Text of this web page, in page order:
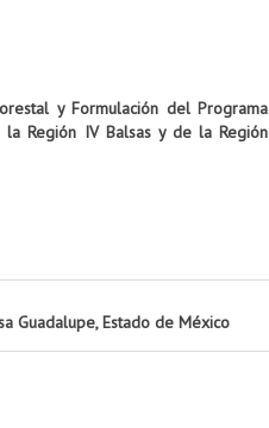
y Formulación del Programa
Región IV Balsas y de la Región
Guadalupe, Estado de México